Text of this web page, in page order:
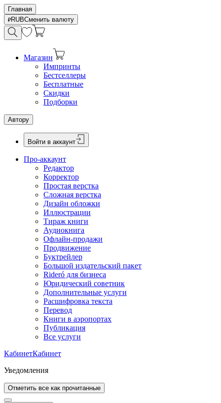
Главная
RUBСменить валюту
Магазин
Импринты
Бестселлеры
Бесплатные
Скидки
Подборки
Автору
Войти в аккаунт
Про-аккаунт
Редактор
Корректор
Простая верстка
Сложная верстка
Дизайн обложки
Иллюстрации
Тираж книги
Аудиокнига
Офлайн-продажи
Продвижение
Буктрейлер
Большой издательский пакет
Rideró для бизнеса
Юридический советник
Дополнительные услуги
Расшифровка текста
Перевод
Книги в аэропортах
Публикация
Все услуги
КабинетКабинет
Уведомления
Отметить все как прочитанные